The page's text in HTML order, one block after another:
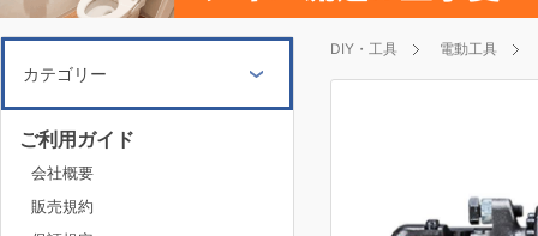
DIY・工具 電動工具
カテゴリー
ご利用ガイド
会社概要
販売規約